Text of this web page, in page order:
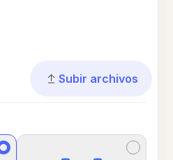
Subir archivos